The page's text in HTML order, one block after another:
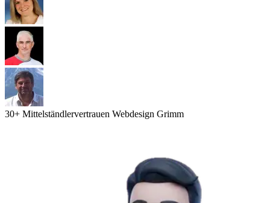
30+ Mittelständlervertrauen Webdesign Grimm